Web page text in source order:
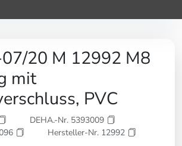
20 M 12992 M8
mit
PVC
DEHA.-Nr. 5393009
Hersteller-Nr. 12992